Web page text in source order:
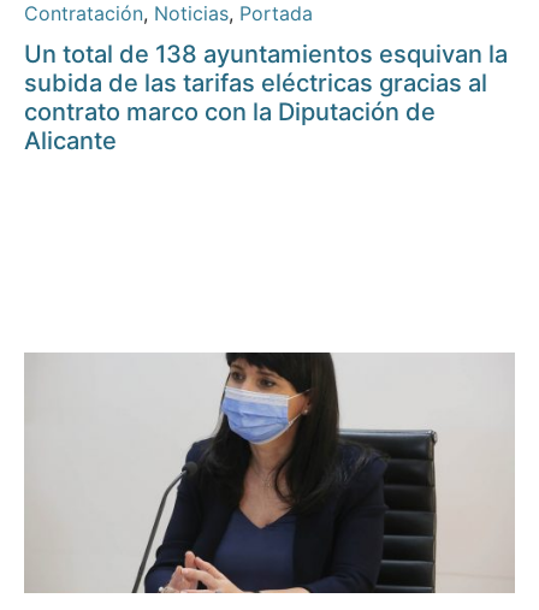
Contratación, Noticias, Portada
Un total de 138 ayuntamientos esquivan la
subida de las tarifas eléctricas gracias al
contrato marco con la Diputación de
Alicante